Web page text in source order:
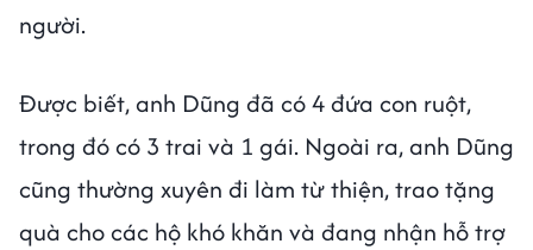
người.
Được biết, anh Dũng đã có 4 đứa con ruột,
trong đó có 3 trai và 1 gái. Ngoài ra, anh Dũng
cũng thường xuyên đi làm từ thiện, trao tặng
quà cho các hộ khó khăn và đang nhận hỗ trợ